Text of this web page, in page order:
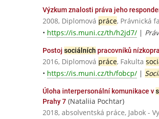
Výzkum znalosti práva jeho
2008, Diplomová práce, Právnická
• https://is.muni.cz/th/h2jd7/ |
Postoj sociálních pracovníků
2016, Diplomová práce, Fakulta
• https://is.muni.cz/th/fobcp/ |
Úloha interpersonální komunikace v
Prahy 7 (Nataliia Pochtar)
2018, absolventská práce, Jabok -